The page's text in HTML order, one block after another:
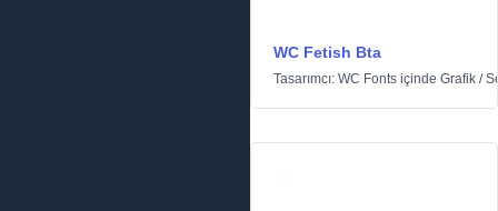
WC Fetish Bta
Tasarımcı: WC Fonts içinde Grafik /